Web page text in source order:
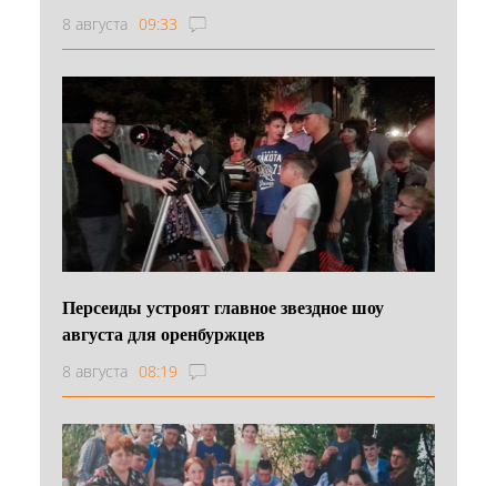
8 августа 09:33
Персеиды устроят главное звездное шоу
августа для оренбуржцев
8 августа 08:19